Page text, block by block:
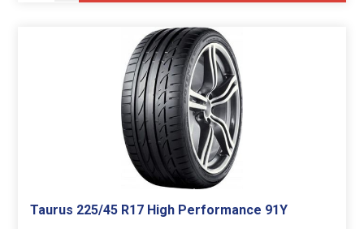
Taurus 225/45 R17 High Performance 91Y